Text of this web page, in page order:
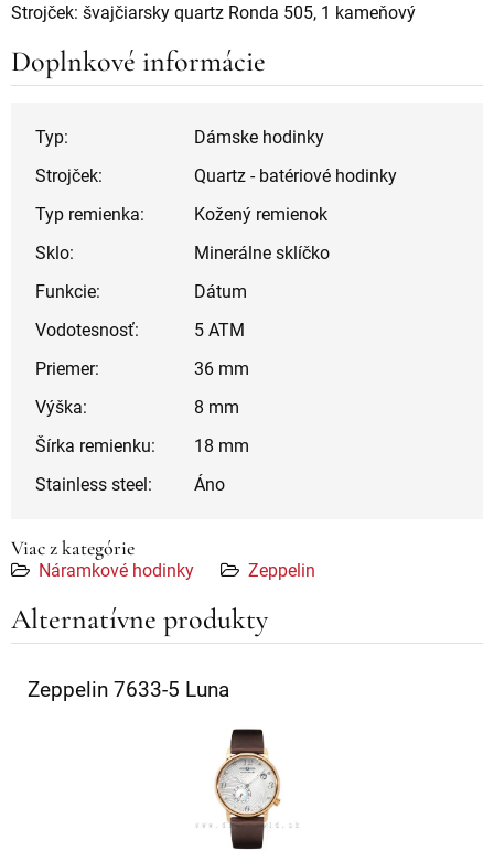
Strojček: švajčiarsky quartz Ronda 505, 1 kameňový
Doplnkové informácie
Typ:
Dámske hodinky
Strojček:
Quartz - batériové hodinky
Typ remienka:
Kožený remienok
Sklo:
Minerálne sklíčko
Funkcie:
Dátum
Vodotesnosť:
5 ATM
Priemer:
36 mm
Výška:
8 mm
Šírka remienku:
18 mm
Stainless steel:
Áno
Viac z kategórie
Náramkové hodinky Zeppelin
Alternatívne produkty
Zeppelin 7633-5 Luna